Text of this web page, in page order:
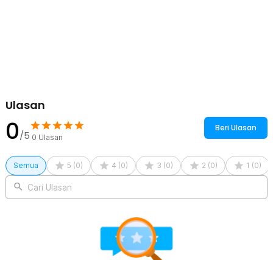
Kelengkapan Produk
Rincian yang Anda dapatkan untuk pembelian produk ini:
1 x SVBONY Filter Teleskop Monocular Polarized Eyepiece 2 Inch
1 x Tempat Filter Teleskop
Ulasan
0/5 0 Ulasan
Beri Ulasan
Semua 5 (0) 4 (0) 3 (0) 2 (0) 1 (0)
Cari Ulasan